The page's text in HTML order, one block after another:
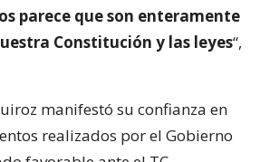
parece que son enteramente
Constitución y las leyes“,
manifestó su confianza en
realizados por el Gobierno